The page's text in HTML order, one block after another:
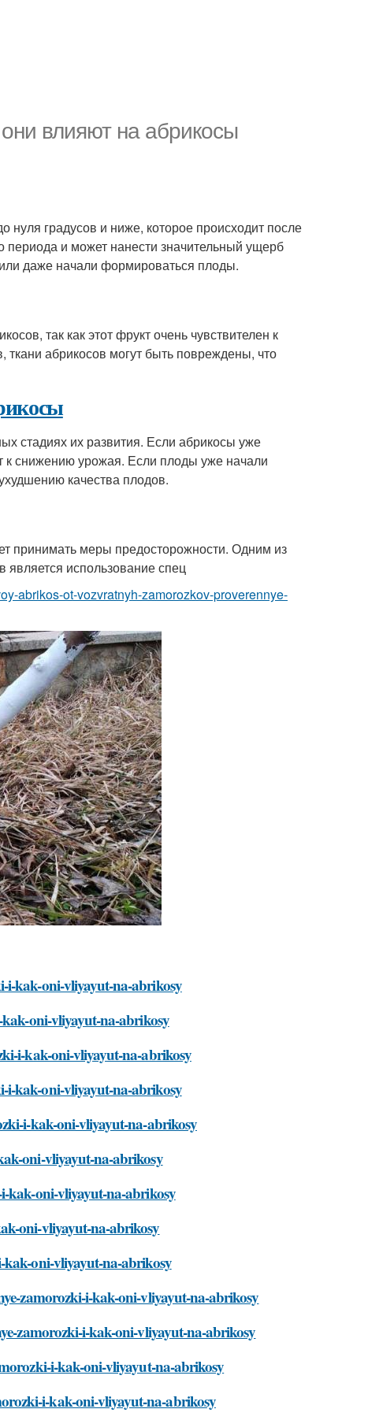
влияют на абрикосы
нуля градусов и ниже, которое происходит после
периода и может нанести значительный ущерб
даже начали формироваться плоды.
так как этот фрукт очень чувствителен к
абрикосов могут быть повреждены, что
стадиях их развития. Если абрикосы уже
к снижению урожая. Если плоды уже начали
качества плодов.
принимать меры предосторожности. Одним из
использование спец
abrikos-ot-vozvratnyh-zamorozkov-proverennye-
i-kak-oni-vliyayut-na-abrikosy
oni-vliyayut-na-abrikosy
i-kak-oni-vliyayut-na-abrikosy
i-kak-oni-vliyayut-na-abrikosy
i-kak-oni-vliyayut-na-abrikosy
oni-vliyayut-na-abrikosy
kak-oni-vliyayut-na-abrikosy
oni-vliyayut-na-abrikosy
kak-oni-vliyayut-na-abrikosy
zamorozki-i-kak-oni-vliyayut-na-abrikosy
zamorozki-i-kak-oni-vliyayut-na-abrikosy
i-kak-oni-vliyayut-na-abrikosy
i-kak-oni-vliyayut-na-abrikosy